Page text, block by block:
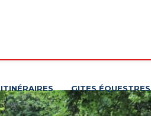
ITINÉRAIRES GITES ÉQUESTRES